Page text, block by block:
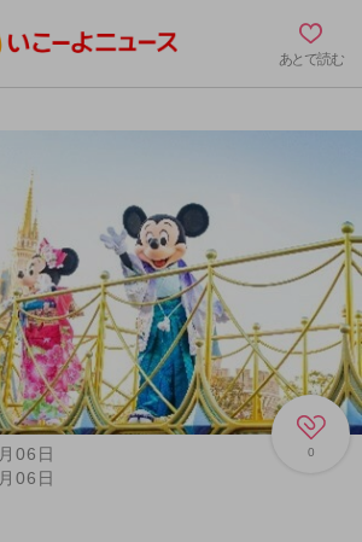
あとで読む
0
06日
06日